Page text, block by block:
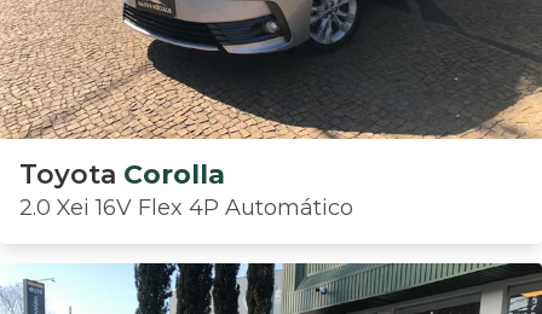
Toyota Corolla
2.0 Xei 16V Flex 4P Automático